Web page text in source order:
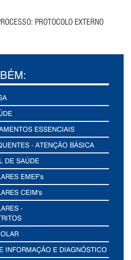
PROTOCOLO EXTERNO
ESSENCIAIS
- ATENÇÃO BÁSICA
DE SAÚDE
EMEF's
CEIM's
-
INFORMAÇÃO E DIAGNÓSTICO